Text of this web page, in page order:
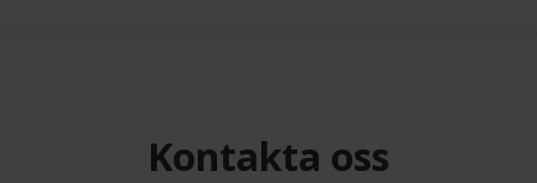
Kontakta oss